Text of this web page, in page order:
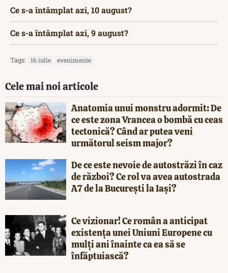
Ce s-a întâmplat azi, 10 august?
Ce s-a întâmplat azi, 9 august?
Tags: 16 iulie evenimente
Cele mai noi articole
Anatomia unui monstru adormit: De
ce este zona Vrancea o bombă cu ceas
tectonică? Când ar putea veni
următorul seism major?
De ce este nevoie de autostrăzi în caz
de război? Ce rol va avea autostrada
A7 de la București la Iași?
Ce vizionar! Ce român a anticipat
existența unei Uniuni Europene cu
mulți ani înainte ca ea să se
înfăptuiască?